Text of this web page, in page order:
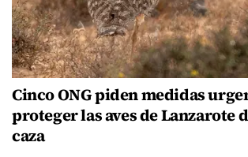
Cinco ONG piden medidas
proteger las aves de Lanzarote
caza